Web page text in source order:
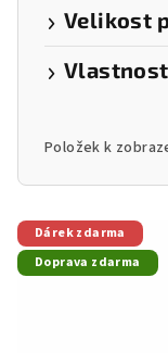
Velikost
Položek k
V
ý
p
Dárek zdarma
Doprava zdarma